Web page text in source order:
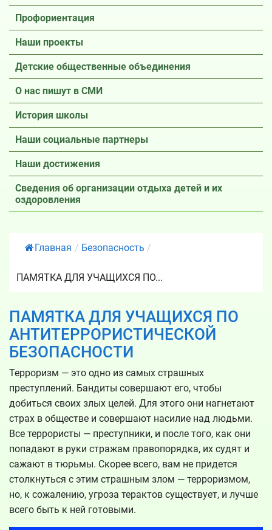
Профориентация
Наши проекты
Детские общественные объединения
О нас пишут в СМИ
История школы
Наши социальные партнеры
Наши достижения
Сведения об организации отдыха детей и их
оздоровления
Главная / Безопасность /
ПАМЯТКА ДЛЯ УЧАЩИХСЯ ПО...
ПАМЯТКА ДЛЯ УЧАЩИХСЯ ПО
АНТИТЕРРОРИСТИЧЕСКОЙ
БЕЗОПАСНОСТИ
Терроризм — это одно из самых страшных
преступлений. Бандиты совершают его, чтобы
добиться своих злых целей. Для этого они нагнетают
страх в обществе и совершают насилие над людьми.
Все террористы — преступники, и после того, как они
попадают в руки стражам правопорядка, их судят и
сажают в тюрьмы. Скорее всего, вам не придется
столкнуться с этим страшным злом — терроризмом,
но, к сожалению, угроза терактов существует, и лучше
всего быть к ней готовыми.